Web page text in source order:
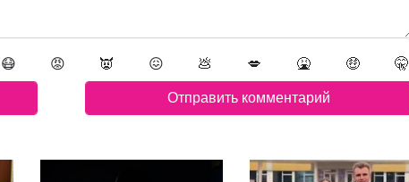
😷 😡 👿 😖 💩 💋 🤮 🤑 🤫